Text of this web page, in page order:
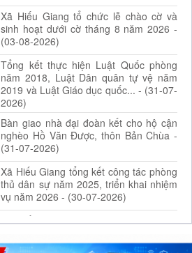
Xã Hiếu Giang tổ chức lễ chào cờ và
sinh hoạt dưới cờ tháng 8 năm 2026 -
(03-08-2026)
Tổng kết thực hiện Luật Quốc phòng
năm 2018, Luật Dân quân tự vệ năm
2019 và Luật Giáo dục quốc... - (31-07-
2026)
Bàn giao nhà đại đoàn kết cho hộ cận
nghèo Hồ Văn Được, thôn Bản Chùa -
(31-07-2026)
Xã Hiếu Giang tổng kết công tác phòng
thủ dân sự năm 2025, triển khai nhiệm
vụ năm 2026 - (30-07-2026)
Xã Hiếu Giang tham dự hội nghị toàn
triển khai thực hiện... - (29-07-2026)